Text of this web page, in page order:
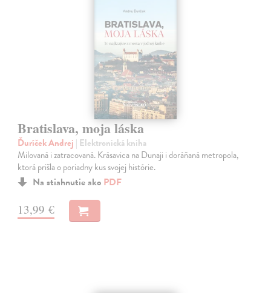
Bratislava, moja láska
Ďuríček Andrej | Elektronická kniha
Milovaná i zatracovaná. Krásavica na Dunaji i doráňaná metropola,
ktorá prišla o poriadny kus svojej histórie.
Na stiahnutie ako PDF
13,99 €